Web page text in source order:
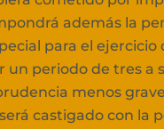
además la
para el ejercicio
un periodo de tres a
menos
castigado con la